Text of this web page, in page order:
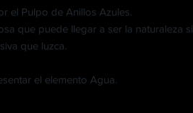
el Pulpo de Anillos Azules.
que puede llegar a ser la naturaleza si
que luzca.
el elemento Agua.